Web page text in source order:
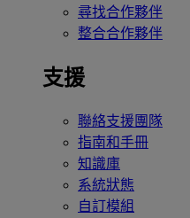
尋找合作夥伴
整合合作夥伴
支援
聯絡支援團隊
指南和手冊
知識庫
系統狀態
自訂模組